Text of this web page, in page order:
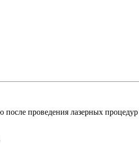
проведения лазерных